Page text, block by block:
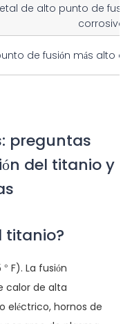
de alto punto de
corrosivos
de fusión más alto
preguntas
del titanio y
titanio?
F). La fusión
calor de alta
eléctrico, hornos de